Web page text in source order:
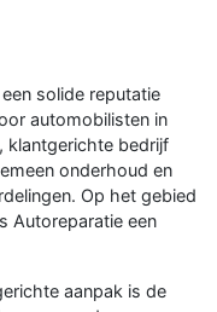
solide reputatie
automobilisten in
klantgerichte bedrijf
onderhoud en
Op het gebied
Autoreparatie een
aanpak is de